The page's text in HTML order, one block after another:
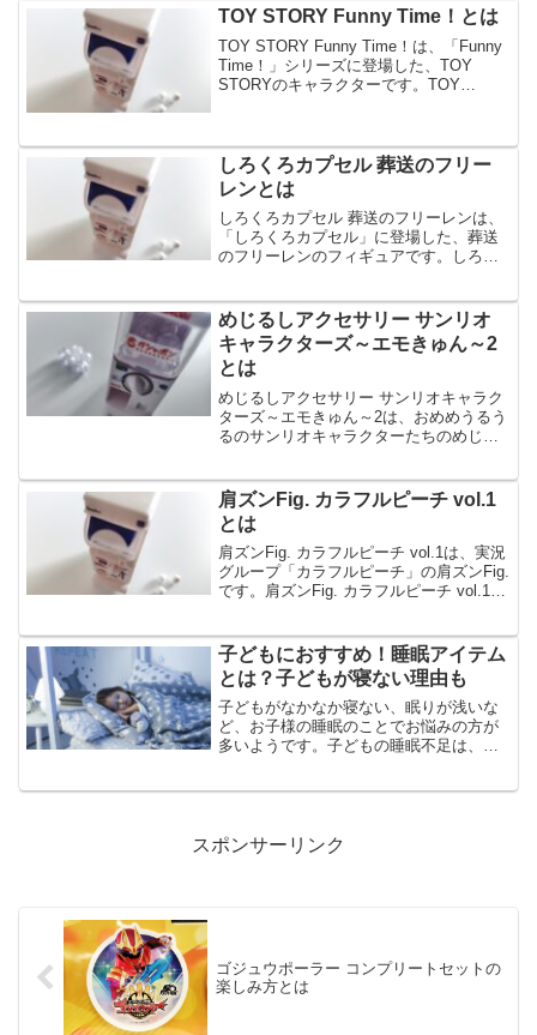
全5種のラインナップです。今回は、ファ
TOY STORY Funny Time！とは
TOY STORY Funny Time！は、「Funny
Time！」シリーズに登場した、TOY
STORYのキャラクターです。TOY
しろくろカプセル 葬送のフリー
レンとは
しろくろカプセル 葬送のフリーレンは、
「しろくろカプセル」に登場した、葬送
のフリーレンのフィギュアです。しろく
衣装で、全6種のラインナップです。今回
は、しろくろカプセ...
めじるしアクセサリー サンリオ
キャラクターズ～エモきゅん～2
とは
めじるしアクセサリー サンリオキャラク
ターズ～エモきゅん～2は、おめめうるう
るのサンリオキャラクターたちのめじる
モきゅん～2は、全種カニカン・わっかパ
ーツ付きで、全5...
肩ズンFig. カラフルピーチ vol.1
とは
肩ズンFig. カラフルピーチ vol.1は、実況
グループ「カラフルピーチ」の肩ズンFig.
です。肩ズンFig. カラフルピーチ vol.1
ピーチ vol.1の...
子どもにおすすめ！睡眠アイテム
とは？子どもが寝ない理由も
子どもがなかなか寝ない、眠りが浅いな
ど、お子様の睡眠のことでお悩みの方が
多いようです。子どもの睡眠不足は、親
スポンサーリンク
ゴジュウポーラー コンプリートセットの
楽しみ方とは